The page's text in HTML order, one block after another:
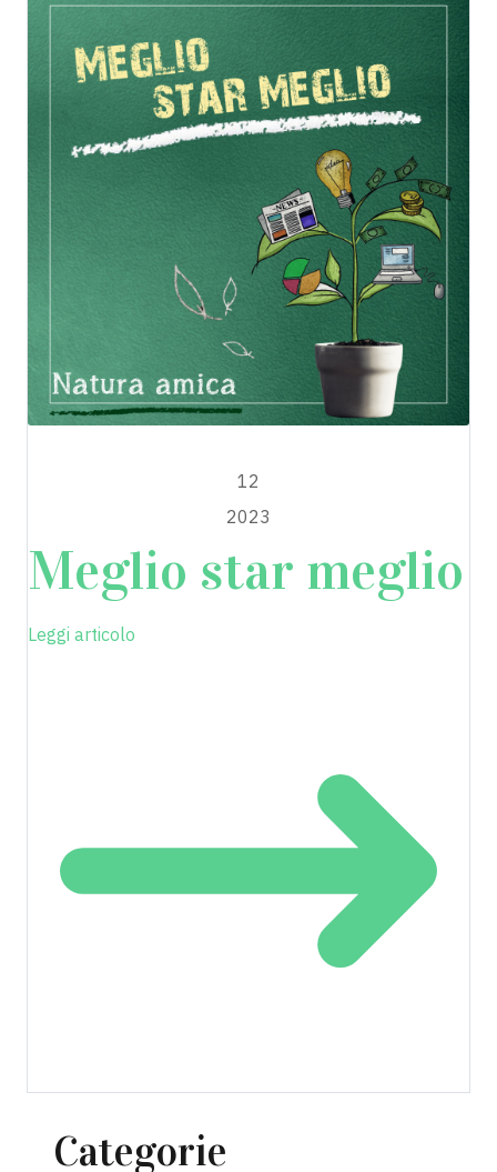
12
2023
Meglio star meglio
Leggi articolo
Categorie